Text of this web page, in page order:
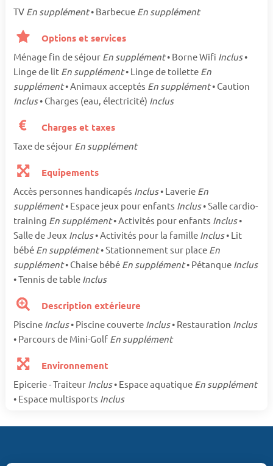
TV En supplément• Barbecue En supplément
Options et services
Ménage fin de séjour En supplément• Borne Wifi Inclus•
Linge de lit En supplément• Linge de toilette En
supplément• Animaux acceptés En supplément• Caution
Inclus• Charges (eau, électricité) Inclus
Charges et taxes
Taxe de séjour En supplément
Equipements
Accès personnes handicapés Inclus• Laverie En
supplément• Espace jeux pour enfants Inclus• Salle cardio-
training En supplément• Activités pour enfants Inclus•
Salle de Jeux Inclus• Activités pour la famille Inclus• Lit
bébé En supplément• Stationnement sur place En
supplément• Chaise bébé En supplément• Pétanque Inclus
• Tennis de table Inclus
Description extérieure
Piscine Inclus• Piscine couverte Inclus• Restauration Inclus
• Parcours de Mini-Golf En supplément
Environnement
Epicerie - Traiteur Inclus• Espace aquatique En supplément
• Espace multisports Inclus